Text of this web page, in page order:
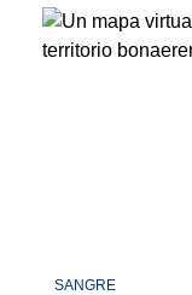
SANGRE